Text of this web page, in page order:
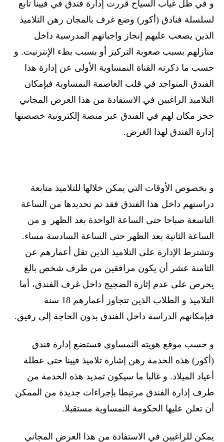
و في ظل غياب السياح قررت إدارة فندق في فيينا تابع
لسلسلة فنادق (أكور) وضع غرف بالمجان رهن التلاميذ
الذين يصعب عليهم إنجاز واجباتهم المدرسية داخل
منازلهم بسبب صعوبة التركيز أو بسبب بطء الإنترنيت. و
حسب ما ذكرته القناة النمساوية الأولى عن إدارة هذا
الفندق المتواجد في قلب العاصمة النمساوية فبإمكان
التلاميذ الراغبين في الاستفادة من هذا العرض المجاني
حجز مكان لهم في الفندق عبر منصة إلكترونية خصصتها
إدارة الفندق لهذا الغرض.
و بخصوص الأوقات التي يمكن خلالها للتلاميذ متابعة
دراستهم داخل هذا الفندق فقد تم تحديدها من الساعة
التاسعة صباحا حتى الساعة الواحدة بعد الظهر
و من
الساعة الثانية بعد الظهر حتى الساعة السادسة مساء.
وتشترط الإدارة على التلاميذ الذين تقل أعمارهم عن
الثامنة عشر أن يكون مرافقين من طرف شخص بالغ
يحرص على عدم إثارة الضجيج داخل غرف الفندق، أما
التلاميذ و الطلاب الذين تتجاوز أعمارهم 18 سنة
فبإمكانهم الدراسة داخل الفندق بدون الحاجة إلى رفيق.
و حسب موقع هويته النمساوي فستضع إدارة فندق
(أكور) هذه الخدمة رهن إشارة تلاميذ فيينا حتى عطلة
أعياد الميلاد. و غالبا ما سيكون تمديد هذه الخدمة من
طرف إدارة الفندق مرتبطا بإجراءات جديدة من الممكن
أن تعلن عليها الحكومة النمساوية مستقبلا.
يمكن للراغبين في الاستفادة من هذا العرض المجاني